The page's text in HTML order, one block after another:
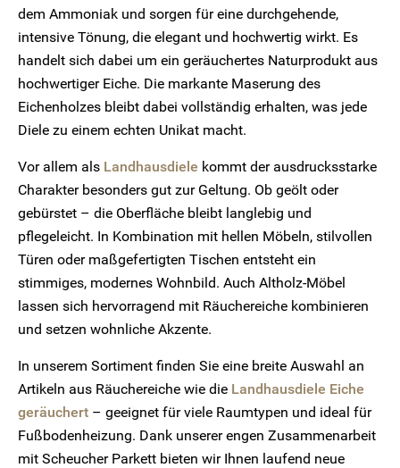
dem Ammoniak und sorgen für eine durchgehende,
intensive Tönung, die elegant und hochwertig wirkt. Es
handelt sich dabei um ein geräuchertes Naturprodukt aus
hochwertiger Eiche. Die markante Maserung des
Eichenholzes bleibt dabei vollständig erhalten, was jede
Diele zu einem echten Unikat macht.
Vor allem als Landhausdiele kommt der ausdrucksstarke
Charakter besonders gut zur Geltung. Ob geölt oder
gebürstet – die Oberfläche bleibt langlebig und
pflegeleicht. In Kombination mit hellen Möbeln, stilvollen
Türen oder maßgefertigten Tischen entsteht ein
stimmiges, modernes Wohnbild. Auch Altholz-Möbel
lassen sich hervorragend mit Räuchereiche kombinieren
und setzen wohnliche Akzente.
In unserem Sortiment finden Sie eine breite Auswahl an
Artikeln aus Räuchereiche wie die Landhausdiele Eiche
geräuchert – geeignet für viele Raumtypen und ideal für
Fußbodenheizung. Dank unserer engen Zusammenarbeit
mit Scheucher Parkett bieten wir Ihnen laufend neue